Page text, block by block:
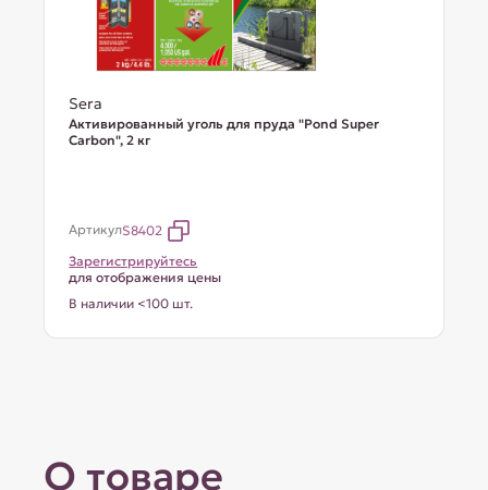
Sera
Активированный уголь для пруда "Pond Super
Carbon", 2 кг
АртикулS8402
Зарегистрируйтесь
для отображения цены
В наличии <100 шт.
О товаре